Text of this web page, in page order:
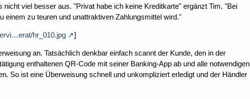
viel besser aus. "Privat habe ich keine Kreditkarte" ergänzt Tim. "Bei
zu teuren und unattraktiven Zahlungsmittel wird."
hr_010.jpg ]
an. Tatsächlich denkbar einfach scannt der Kunde, den in der
enthaltenen QR-Code mit seiner Banking-App ab und alle notwendigen
So ist eine Überweisung schnell und unkompliziert erledigt und der Händler